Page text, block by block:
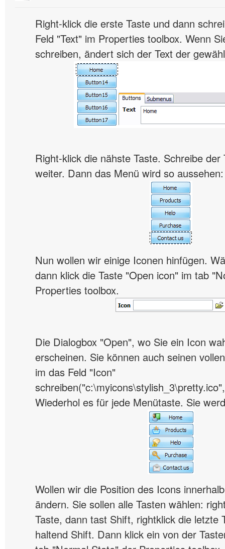
Right-klick die erste Taste und dann
Feld "Text" im Properties toolbox. Wenn
schreiben, ändert sich der Text der
Right-klick die nähste Taste. Schreibe der
weiter. Dann das Menü wird so aussehen:
Nun wollen wir einige Iconen hinfügen.
dann klick die Taste "Open icon" im tab
Properties toolbox.
Die Dialogbox "Open", wo Sie ein Icon
erscheinen. Sie können auch seinen
im das Feld "Icon"
Wiederhol es für jede Menütaste. Sie
Wollen wir die Position des Icons
ändern. Sie sollen alle Tasten wählen:
Taste, dann tast Shift, rightklick die letzte
haltend Shift. Dann klick ein von der